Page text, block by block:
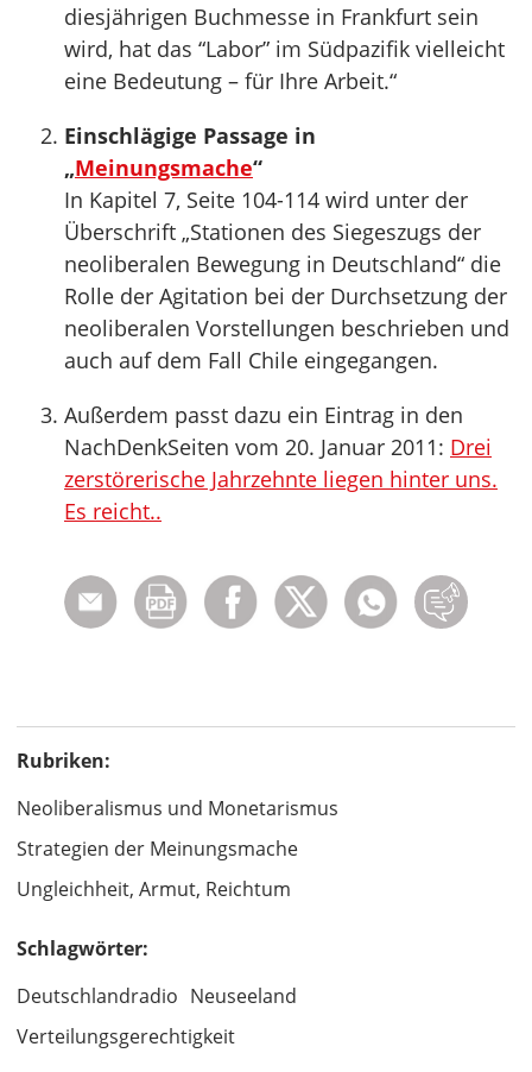
diesjährigen Buchmesse in Frankfurt sein
wird, hat das “Labor” im Südpazifik vielleicht
eine Bedeutung – für Ihre Arbeit.“
Einschlägige Passage in
„Meinungsmache“
In Kapitel 7, Seite 104-114 wird unter der
Überschrift „Stationen des Siegeszugs der
neoliberalen Bewegung in Deutschland“ die
Rolle der Agitation bei der Durchsetzung der
neoliberalen Vorstellungen beschrieben und
auch auf dem Fall Chile eingegangen.
Außerdem passt dazu ein Eintrag in den
NachDenkSeiten vom 20. Januar 2011: Drei
zerstörerische Jahrzehnte liegen hinter uns.
Es reicht..
Rubriken:
Neoliberalismus und Monetarismus
Strategien der Meinungsmache
Ungleichheit, Armut, Reichtum
Schlagwörter:
Deutschlandradio Neuseeland
Verteilungsgerechtigkeit